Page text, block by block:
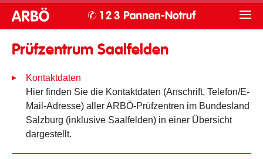
Prüfzentrum Saalfelden
Kontaktdaten
Hier finden Sie die Kontaktdaten (Anschrift, Telefon/E-
Mail-Adresse) aller ARBÖ-Prüfzentren im Bundesland
Salzburg (inklusive Saalfelden) in einer Übersicht
dargestellt.